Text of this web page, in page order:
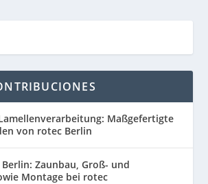
Maßgefertigte
von rotec Berlin
Zaunbau, Groß- und
Montage bei rotec